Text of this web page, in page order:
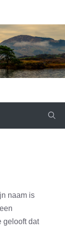
naam is
gelooft dat